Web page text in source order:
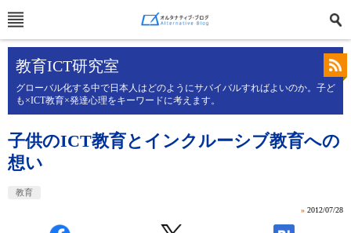
教育ICT研究室
グローバル化する中で日本人はどのようにサバイバルすればよいのか。子ど
も×ICT教育×発達心理をキーワードに考えます。
子供のICT教育とインクルーシブ教育への
想い
教育
» 2012/07/28